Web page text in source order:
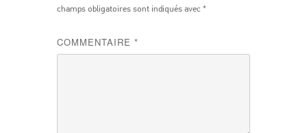
champs obligatoires sont indiqués avec *
COMMENTAIRE *